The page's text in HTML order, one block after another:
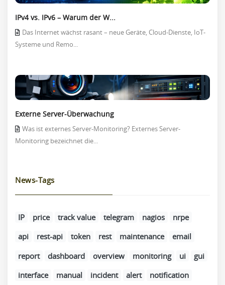
IPv4 vs. IPv6 – Warum der W...
Das Internet wächst rasant – neue Geräte, Cloud-Dienste, IoT-
Systeme und Remo...
Externe Server-Überwachung
Was ist externes Server-Monitoring? Externes Server-
Monitoring bezeichnet die...
News-Tags
IP price track value telegram nagios
nrpe
api
rest-api token rest maintenance
email
report
dashboard overview monitoring ui
gui
interface
manual incident alert notification